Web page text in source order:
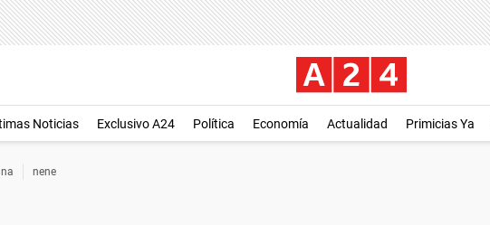
Noticias Exclusivo A24 Política Economía Actualidad Primicias Ya
nene